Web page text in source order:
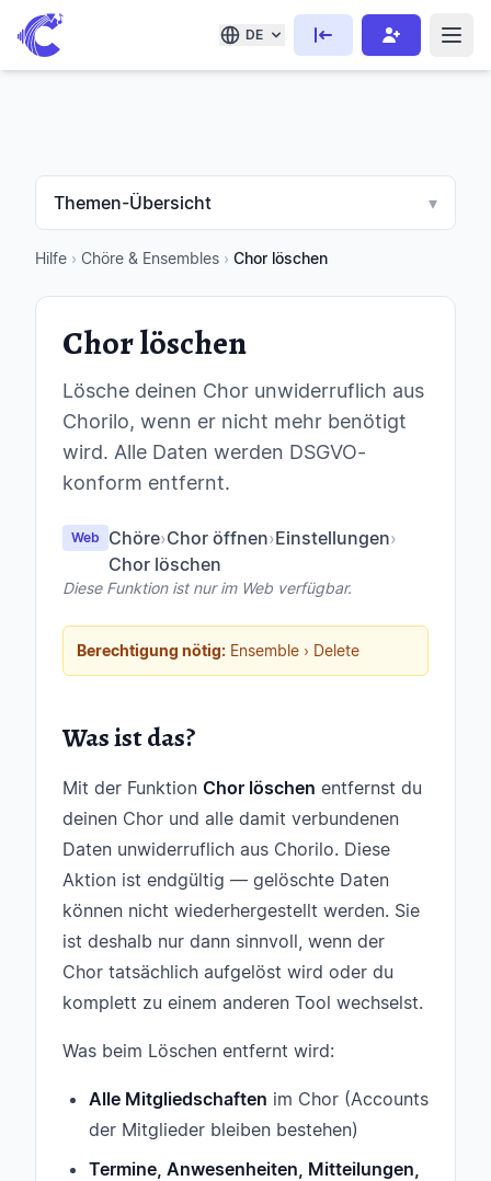
DE
Themen-Übersicht ▾
Hilfe › Chöre & Ensembles › Chor löschen
Chor löschen
Lösche deinen Chor unwiderruflich aus
Chorilo, wenn er nicht mehr benötigt
wird. Alle Daten werden DSGVO-
konform entfernt.
Web Chöre›Chor öffnen›Einstellungen›
Chor löschen
Diese Funktion ist nur im Web verfügbar.
Berechtigung nötig: Ensemble › Delete
Was ist das?
Mit der Funktion Chor löschen entfernst du
deinen Chor und alle damit verbundenen
Daten unwiderruflich aus Chorilo. Diese
Aktion ist endgültig — gelöschte Daten
können nicht wiederhergestellt werden. Sie
ist deshalb nur dann sinnvoll, wenn der
Chor tatsächlich aufgelöst wird oder du
komplett zu einem anderen Tool wechselst.
Was beim Löschen entfernt wird:
Alle Mitgliedschaften im Chor (Accounts
der Mitglieder bleiben bestehen)
Termine, Anwesenheiten, Mitteilungen,